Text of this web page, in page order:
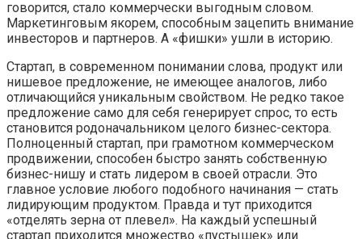
говорится, стало коммерчески выгодным словом.
Маркетинговым якорем, способным зацепить внимание
инвесторов и партнеров. А «фишки» ушли в историю.
Стартап, в современном понимании слова, продукт или
нишевое предложение, не имеющее аналогов, либо
отличающийся уникальным свойством. Не редко такое
предложение само для себя генерирует спрос, то есть
становится родоначальником целого бизнес-сектора.
Полноценный стартап, при грамотном коммерческом
продвижении, способен быстро занять собственную
бизнес-нишу и стать лидером в своей отрасли. Это
главное условие любого подобного начинания — стать
лидирующим продуктом. Правда и тут приходится
«отделять зерна от плевел». На каждый успешный
стартап приходится множество «пустышек» или